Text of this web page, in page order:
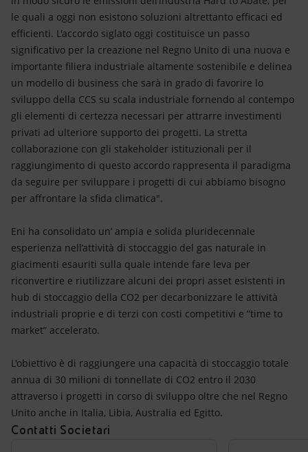
le quali a oggi non esistono soluzioni altrettanto efficaci ed
efficienti. L'accordo siglato oggi costituisce un passo
significativo per la creazione nel Regno Unito di una nuova e
importante filiera industriale altamente sostenibile e delinea
un modello di business che sarà in grado di favorire lo
sviluppo della CCS su scala industriale fornendo al contempo
gli elementi di certezza necessari per attrarre investimenti
privati ad ulteriore supporto dei progetti. La stretta
collaborazione con gli stakeholder istituzionali per il
raggiungimento di questo accordo rappresenta il paradigma
da seguire per sviluppare i progetti di cui abbiamo bisogno
per affrontare la sfida climatica".
Eni ha consolidato un’ ampia e solida pluridecennale
esperienza nell’attività di stoccaggio del gas naturale in
giacimenti esauriti sulla quale intende fare leva per
riconvertire e riutilizzare alcuni dei propri asset esistenti in
hub di stoccaggio della CO2 per decarbonizzare le attività
industriali proprie e di terzi con costi competitivi e “time to
market” accelerato.
L'obiettivo è di raggiungere una capacità di stoccaggio totale
annua di 30 milioni di tonnellate di CO2 entro il 2030
attraverso i progetti in corso di sviluppo oltre che nel Regno
Unito anche in Italia, Libia, Australia ed Egitto.
Contatti Societari